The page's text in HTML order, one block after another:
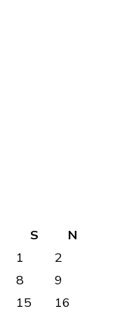
S
N
1
2
8
9
15 16